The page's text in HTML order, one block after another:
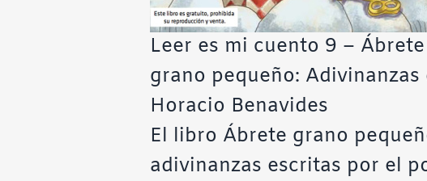
Leer es mi cuento 9 – Ábrete
grano pequeño: Adivinanzas
Horacio Benavides
El libro Ábrete grano
adivinanzas escritas por el